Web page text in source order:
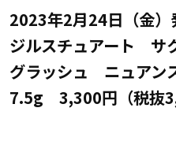
2023年2月24日（金）
ジルスチュアート サ
グラッシュ ニュアン
7.5g 3,300円（税抜